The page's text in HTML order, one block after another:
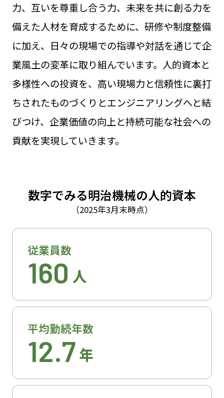
力、互いを尊重し合う力、未来を共に創る力を
備えた人材を育成するために、研修や制度整備
に加え、日々の現場での指導や対話を通じて企
業風土の変革に取り組んでいます。 人的資本と
多様性への投資を、高い現場力と信頼性に裏打
ちされたものづくりとエンジニアリングへと結
びつけ、企業価値の向上と持続可能な社会への
貢献を実現していきます。
数字でみる明治機械の人的資本
（2025年3月末時点）
従業員数
160 人
平均勤続年数
12.7年